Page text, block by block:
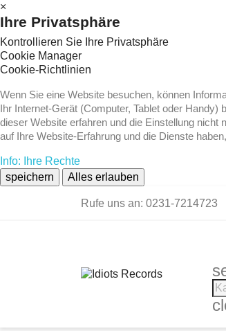
×
Ihre Privatsphäre
Kontrollieren Sie Ihre Privatsphäre
Cookie Manager
Cookie-Richtlinien
Wenn Sie eine Website besuchen, können
Ihr Internet-Gerät (Computer, Tablet oder
dieser Website erfahren und die Einstellung
auf Ihre Website-Erfahrung und die Dienste
Info: Ihre Rechte
speichern
Alles erlauben
Rufe uns an: 0231-7214723